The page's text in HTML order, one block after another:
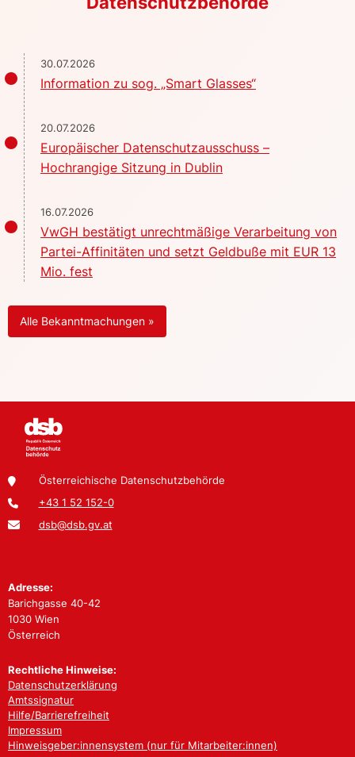
30.07.2026
Information zu sog. „Smart Glasses“
20.07.2026
Europäischer Datenschutzausschuss –
Hochrangige Sitzung in Dublin
16.07.2026
VwGH bestätigt unrechtmäßige Verarbeitung von
Partei-Affinitäten und setzt Geldbuße mit EUR 13
Mio. fest
Alle Bekanntmachungen »
Österreichische Datenschutzbehörde
+43 1 52 152-0
dsb@dsb.gv.at
Adresse:
Barichgasse 40-42
1030 Wien
Österreich
Rechtliche Hinweise:
Datenschutzerklärung
Amtssignatur
Hilfe/Barrierefreiheit
Impressum
Hinweisgeber:innensystem (nur für Mitarbeiter:innen)